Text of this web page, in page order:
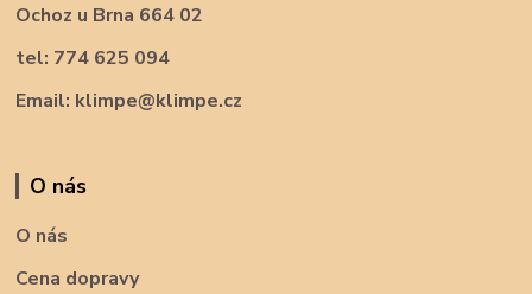
Ochoz u Brna 664 02
tel: 774 625 094
Email: klimpe@klimpe.cz
O nás
O nás
Cena dopravy